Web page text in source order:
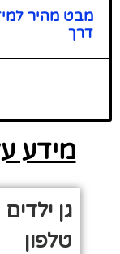
מבט מהיר
דרך
מידע
גן
טלפון